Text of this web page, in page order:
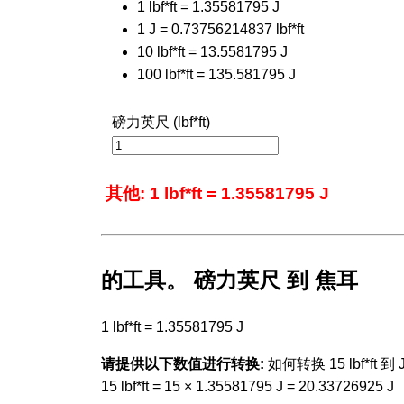
1 lbf*ft = 1.35581795 J
1 J = 0.73756214837 lbf*ft
10 lbf*ft = 13.5581795 J
100 lbf*ft = 135.581795 J
磅力英尺 (lbf*ft)
其他: 1 lbf*ft = 1.35581795 J
的工具。 磅力英尺 到 焦耳
1 lbf*ft = 1.35581795 J
请提供以下数值进行转换: 如何转换 15 lbf*ft 到
15 lbf*ft = 15 × 1.35581795 J = 20.33726925 J